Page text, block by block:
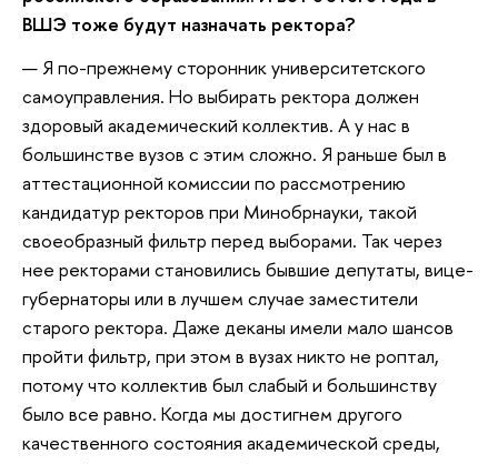
ВШЭ тоже будут назначать ректора?
— Я по-прежнему сторонник университетского
самоуправления. Но выбирать ректора должен
здоровый академический коллектив. А у нас в
большинстве вузов с этим сложно. Я раньше был в
аттестационной комиссии по рассмотрению
кандидатур ректоров при Минобрнауки, такой
своеобразный фильтр перед выборами. Так через
нее ректорами становились бывшие депутаты, вице-
губернаторы или в лучшем случае заместители
старого ректора. Даже деканы имели мало шансов
пройти фильтр, при этом в вузах никто не роптал,
потому что коллектив был слабый и большинству
было все равно. Когда мы достигнем другого
качественного состояния академической среды,